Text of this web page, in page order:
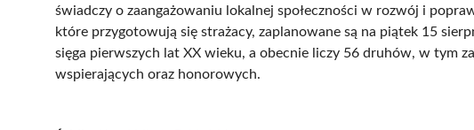
świadczy o zaangażowaniu lokalnej społeczności w rozwój i
które przygotowują się strażacy, zaplanowane są na piątek 15
sięga pierwszych lat XX wieku, a obecnie liczy 56 druhów, w tym
wspierających oraz honorowych.